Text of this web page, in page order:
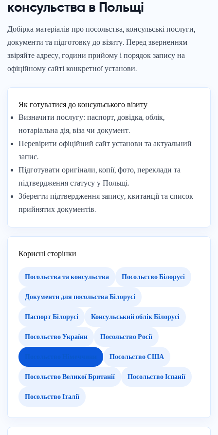
консульства в Польщі
Добірка матеріалів про посольства, консульські послуги,
документи та підготовку до візиту. Перед зверненням
звіряйте адресу, години прийому і порядок запису на
офіційному сайті конкретної установи.
Як готуватися до консульського візиту
Визначити послугу: паспорт, довідка, облік,
нотаріальна дія, віза чи документ.
Перевірити офіційний сайт установи та актуальний
запис.
Підготувати оригінали, копії, фото, переклади та
підтвердження статусу у Польщі.
Зберегти підтвердження запису, квитанції та список
прийнятих документів.
Корисні сторінки
Посольства та консульства Посольство Білорусі
Документи для посольства Білорусі
Паспорт Білорусі Консульський облік Білорусі
Посольство України Посольство Росії
Посольство США
Посольство Великої Британії Посольство Іспанії
Посольство Італії